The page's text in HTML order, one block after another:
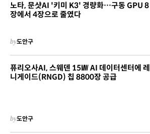
노타, 문샷AI '키미 K3' 경량화…구동 GPU 8
장에서 4장으로 줄였다
by도안구
퓨리오사AI, 스웨덴 15㎿ AI 데이터센터에 레
니게이드(RNGD) 칩 8800장 공급
by도안구